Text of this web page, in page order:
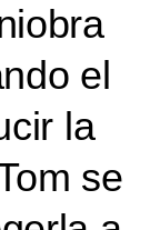
el
la
se